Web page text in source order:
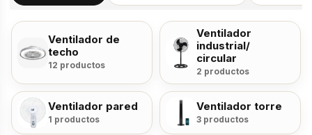
Ventilador de
techo
12 productos
Ventilador
industrial/
circular
2 productos
Ventilador pared
1 productos
Ventilador torre
3 productos